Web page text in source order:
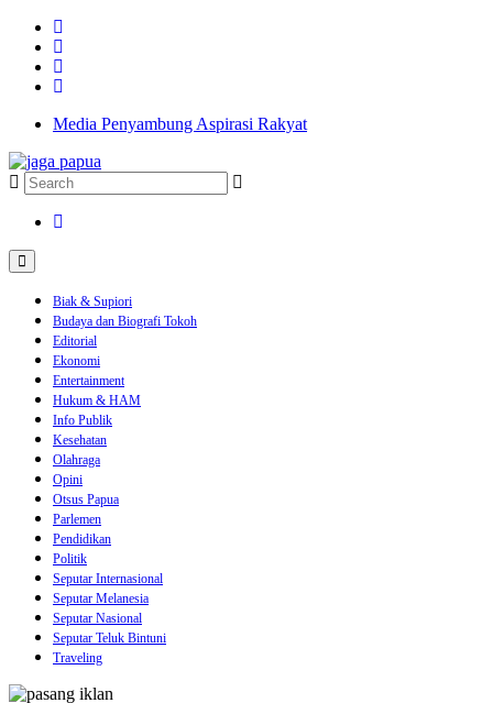
Media Penyambung Aspirasi Rakyat
Biak & Supiori
Budaya dan Biografi Tokoh
Editorial
Ekonomi
Entertainment
Hukum & HAM
Info Publik
Kesehatan
Olahraga
Opini
Otsus Papua
Parlemen
Pendidikan
Politik
Seputar Internasional
Seputar Melanesia
Seputar Nasional
Seputar Teluk Bintuni
Traveling